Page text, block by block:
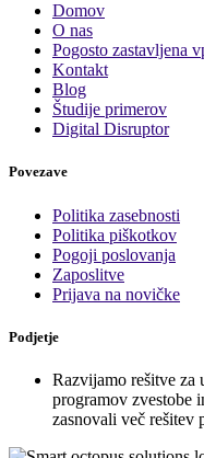
Domov
O nas
Pogosto zastavljena
Kontakt
Blog
Študije primerov
Digital Disruptor
Povezave
Politika zasebnosti
Politika piškotkov
Pogoji poslovanja
Zaposlitve
Prijava na novičke
Podjetje
Razvijamo rešitve za
programov zvestobe
zasnovali več rešitev